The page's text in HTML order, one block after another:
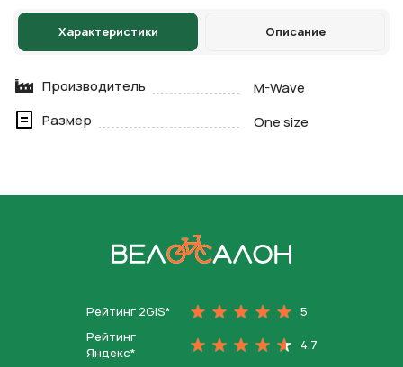
Характеристики Описание
Производитель
M-Wave
Размер
One size
Рейтинг 2GIS*
5
Рейтинг
Яндекс*
4.7